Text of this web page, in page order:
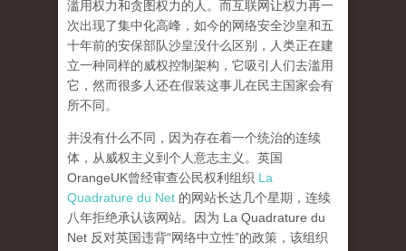
滥用权力和贪图权力的人。而互联网让权力再一
次出现了集中化高峰， 如今的网络安全沙皇和五
十年前的安保部队沙皇没什么区别，人类正在建
立一种同样的威权控制架构，它吸引人们去滥用
它，然而很多人还在假装这事儿在民主国家会有
所不同。
并没有什么不同，因为存在着一个统治的连续
体，从威权主义到个人意志主义。英国
OrangeUK曾经审查公民权利组织 La
Quadrature du Net 的网站长达几个星期，连续
八年拒绝承认该网站。因为 La Quadrature du
Net 反对英国违背“网络中立性”的政策，该组织